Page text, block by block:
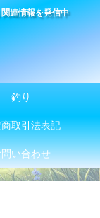
連情報を発信中
釣り
取引法表記
い合わせ